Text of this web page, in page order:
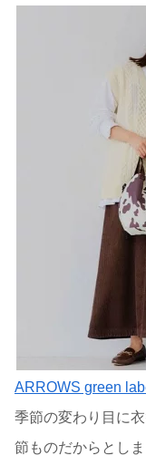
ARROWS green
季節の変わり目に
節ものだからとし